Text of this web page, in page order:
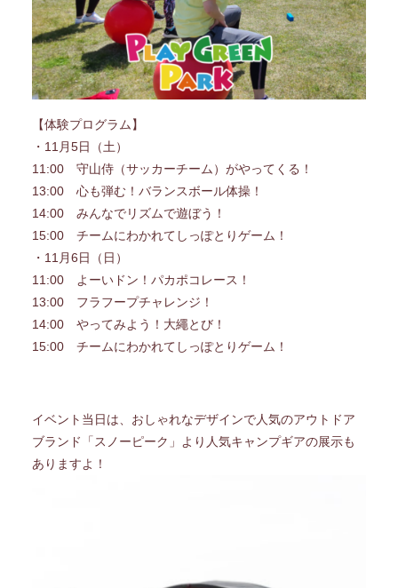
【体験プログラム】
・11月5日（土）
11:00 守山侍（サッカーチーム）がやってくる！
13:00 心も弾む！バランスボール体操！
14:00 みんなでリズムで遊ぼう！
15:00 チームにわかれてしっぽとりゲーム！
・11月6日（日）
11:00 よーいドン！パカポコレース！
13:00 フラフープチャレンジ！
14:00 やってみよう！大繩とび！
15:00 チームにわかれてしっぽとりゲーム！
イベント当日は、おしゃれなデザインで人気のアウトドア
ブランド「スノーピーク」より人気キャンプギアの展示も
ありますよ！